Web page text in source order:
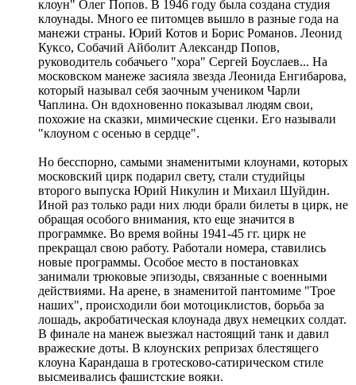
клоун" Олег Попов. В 1946 году была создана студия
клоунады. Много ее питомцев вышло в разные года на
манежи страны. Юрий Котов и Борис Романов. Леонид
Куксо, Собачий Айболит Александр Попов,
руководитель собачьего "хора" Сергей Боуслаев... На
московском манеже засияла звезда Леонида Енгибарова,
который называл себя заочным учеником Чарли
Чаплина. Он вдохновенно показывал людям свои,
похожие на сказки, мимические сценки. Его называли
"клоуном с осенью в сердце".
Но бесспорно, самыми знаменитыми клоунами, которых
московский цирк подарил свету, стали студийцы
второго выпуска Юрий Никулин и Михаил Шуйдин.
Иной раз только ради них люди брали билеты в цирк, не
обращая особого внимания, кто еще значится в
программке. Во время войны 1941-45 гг. цирк не
прекращал свою работу. Работали номера, ставились
новые программы. Особое место в постановках
занимали трюковые эпизоды, связанные с военными
действиями. На арене, в знаменитой пантомиме "Трое
наших", происходили бои мотоциклистов, борьба за
лошадь, акробатическая клоунада двух немецких солдат.
В финале на манеж выезжал настоящий танк и давил
вражеские доты. В клоунских репризах блестящего
клоуна Карандаша в гротесково-сатирическом стиле
высмеивались фашистские вояки.